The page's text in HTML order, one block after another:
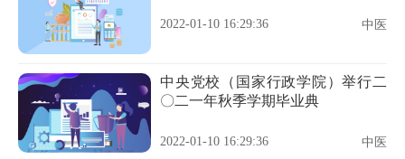
2022-01-10 16:29:36 中医
中央党校（国家行政学院）举行二
〇二一年秋季学期毕业典
2022-01-10 16:29:36 中医